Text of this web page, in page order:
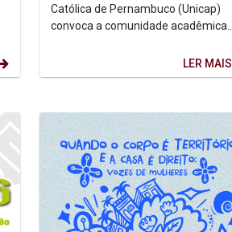
Católica de Pernambuco (Unicap)
convoca a comunidade acadêmica
estudante Isabel Santos e...LER MAIS